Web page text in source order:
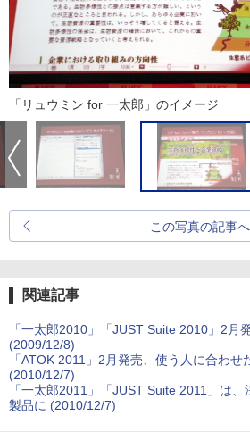
「リュウミン for 一太郎」のイメージ
この写真の記事へ
関連記事
「一太郎2010」「JUST Suite 2010」2月
(2009/12/8)
「ATOK 2011」2月発売、使う人に合わせ
(2010/12/7)
「一太郎2011」「JUST Suite 2011」は
製品に (2010/12/7)